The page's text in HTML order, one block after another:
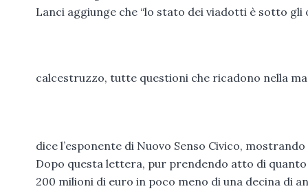
Lanci aggiunge che “lo stato dei viadotti è sotto
calcestruzzo, tutte questioni che ricadono nella
dice l’esponente di Nuovo Senso Civico,
Dopo questa lettera, pur prendendo atto di
200 milioni di euro in poco meno di una decina di